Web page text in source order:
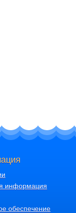
информация
обеспечение